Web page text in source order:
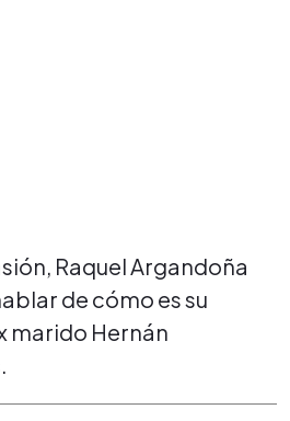
Raquel Argandoña
de cómo es su
marido Hernán